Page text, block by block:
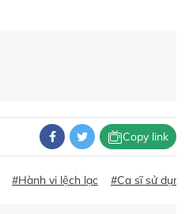
Copy link
#Hành vi lệch lạc #Ca sĩ sử